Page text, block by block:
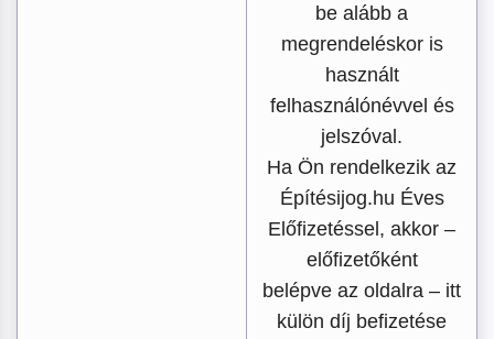
be alább a
megrendeléskor is
használt
felhasználónévvel és
jelszóval.
Ha Ön rendelkezik az
Építésijog.hu Éves
Előfizetéssel, akkor –
előfizetőként
belépve az oldalra – itt
külön díj befizetése